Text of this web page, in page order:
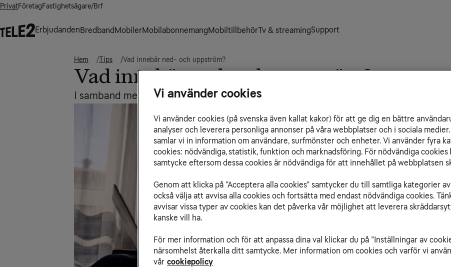
PrivatFöretagFastighetsägare/Brf
ErbjudandenBredbandMobilerMobilabonnemangMobiltillbehörTv & streamingSupport
Hem Tips Vad innebär ned- och uppström?
Vad innebär ned- och uppström?
I samband med hastigheter pratar vi ofta om ned- och uppström. Vad innebär det?
8
Vi använder cookies
Vi använder cookies (på svenska även kallat kakor) för att ge dig en bättre
analyser och leverera personliga annonser på våra webbplatser och i sociala
samlar vi in information om användare, surfmönster och enheter. Vi använder fyra
cookies: nödvändiga, statistik, funktion och marknadsföring. För nödvändiga
samtycke eftersom dessa cookies är nödvändiga för att innehållet på webbplatsen
Genom att klicka på ”Acceptera alla cookies” samtycker du till samtliga kategorier
också välja att avvisa alla cookies och fortsätta med endast nödvändiga cookies.
avvisar vissa typer av cookies kan det påverka vår möjlighet att leverera
kanske vill ha.
För mer information och för att anpassa dina val klickar du på ”Inställningar av
närsomhelst återkalla ditt samtycke. Mer information om cookies och varför vi
vår cookiepolicy